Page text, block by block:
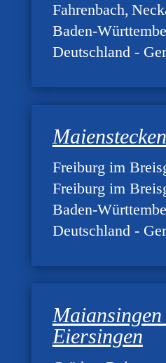
Fahrenbach
Baden-
Deutschland -
Maienstecken
Freiburg im
Freiburg im
Baden-
Deutschland -
Eiersingen